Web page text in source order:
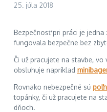
25. júla 2018
Bezpečnosť pri práci je
fungovala bezpečne bez
Či už pracujete na stavbe,
obsluhuje napríklad
Rovnako nebezpečné sú
topánky, či už pracujete na
dňoch.